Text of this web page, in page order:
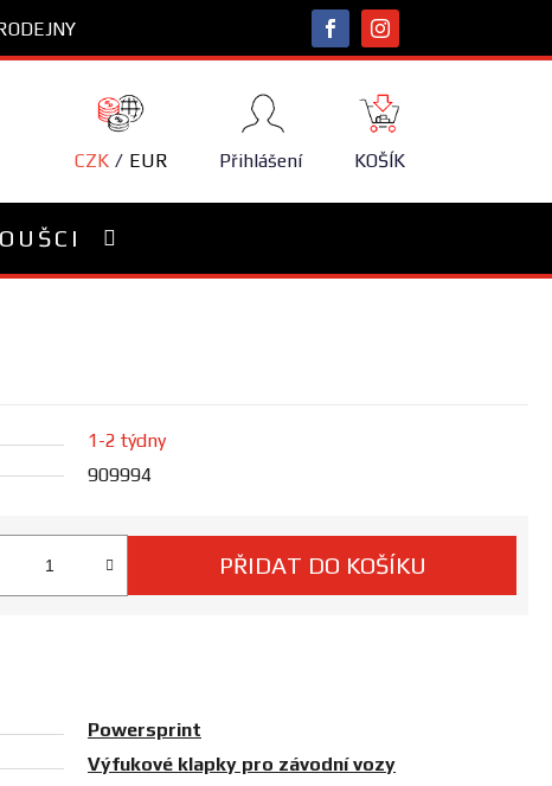
CZK EUR Přihlášení
NÁKUPNÍ
KOŠÍK
KOŠÍK
1-2 týdny
909994
PŘIDAT DO KOŠÍKU
Powersprint
Výfukové klapky pro závodní vozy